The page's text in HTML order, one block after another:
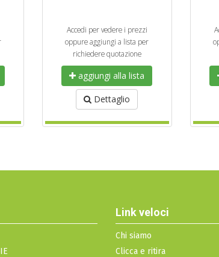
Accedi per vedere i prezzi
oppure aggiungi a lista per
richiedere quotazione
aggiungi alla lista
Dettaglio
Link veloci
Chi siamo
Clicca e ritira